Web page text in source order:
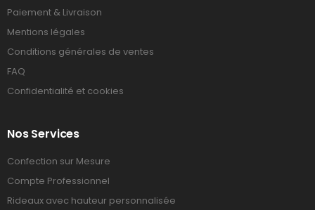
Paiement & Livraison
Mentions légales
Conditions générales de ventes
FAQ
Confidentialité et cookies
Nos Services
Confection sur Mesure
Compte Professionnel
Rideaux avec hauteur personnalisée